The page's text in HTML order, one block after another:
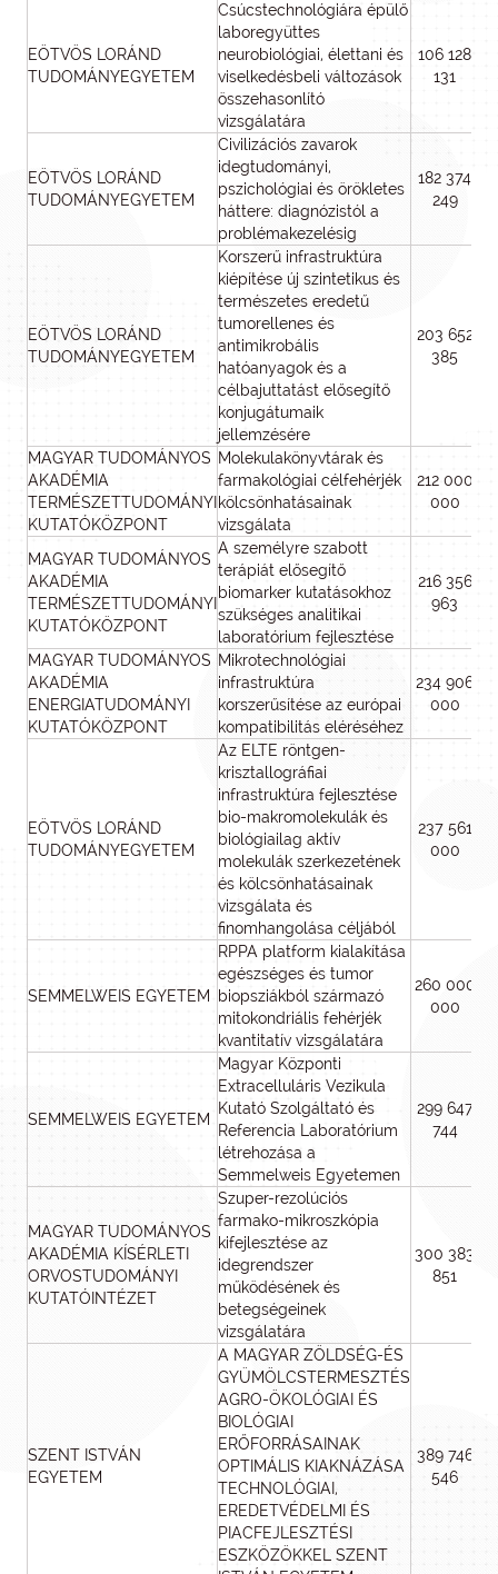
EÖTVÖS LORÁND
TUDOMÁNYEGYETEM
Csúcstechnológiára épülő
laboregyüttes
neurobiológiai, élettani és
viselkedésbeli változások
összehasonlító
vizsgálatára
106 128
131
EÖTVÖS LORÁND
TUDOMÁNYEGYETEM
Civilizációs zavarok
idegtudományi,
pszichológiai és örökletes
háttere: diagnózistól a
problémakezelésig
182 374
249
EÖTVÖS LORÁND
TUDOMÁNYEGYETEM
Korszerű infrastruktúra
kiépítése új szintetikus és
természetes eredetű
tumorellenes és
antimikrobális
hatóanyagok és a
célbajuttatást elősegítő
konjugátumaik
jellemzésére
203 652
385
MAGYAR TUDOMÁNYOS
AKADÉMIA
TERMÉSZETTUDOMÁNYI
KUTATÓKÖZPONT
Molekulakönyvtárak és
farmakológiai célfehérjék
kölcsönhatásainak
vizsgálata
212 000
000
MAGYAR TUDOMÁNYOS
AKADÉMIA
TERMÉSZETTUDOMÁNYI
KUTATÓKÖZPONT
A személyre szabott
terápiát elősegítő
biomarker kutatásokhoz
szükséges analitikai
laboratórium fejlesztése
216 356
963
MAGYAR TUDOMÁNYOS
AKADÉMIA
ENERGIATUDOMÁNYI
KUTATÓKÖZPONT
Mikrotechnológiai
infrastruktúra
korszerűsítése az európai
kompatibilitás eléréséhez
234 906
000
EÖTVÖS LORÁND
TUDOMÁNYEGYETEM
Az ELTE röntgen-
krisztallográfiai
infrastruktúra fejlesztése
bio-makromolekulák és
biológiailag aktív
molekulák szerkezetének
és kölcsönhatásainak
vizsgálata és
finomhangolása céljából
237 561
000
SEMMELWEIS EGYETEM
RPPA platform kialakítása
egészséges és tumor
biopsziákból származó
mitokondriális fehérjék
kvantitatív vizsgálatára
260 000
000
SEMMELWEIS EGYETEM
Magyar Központi
Extracelluláris Vezikula
Kutató Szolgáltató és
Referencia Laboratórium
létrehozása a
Semmelweis Egyetemen
299 647
744
MAGYAR TUDOMÁNYOS
AKADÉMIA KÍSÉRLETI
ORVOSTUDOMÁNYI
KUTATÓINTÉZET
Szuper-rezolúciós
farmako-mikroszkópia
kifejlesztése az
idegrendszer
működésének és
betegségeinek
vizsgálatára
300 383
851
SZENT ISTVÁN
EGYETEM
A MAGYAR ZÖLDSÉG-ÉS
GYÜMÖLCSTERMESZTÉS
AGRO-ÖKOLÓGIAI ÉS
BIOLÓGIAI
ERŐFORRÁSAINAK
OPTIMÁLIS KIAKNÁZÁSA
TECHNOLÓGIAI,
EREDETVÉDELMI ÉS
PIACFEJLESZTÉSI
ESZKÖZÖKKEL SZENT
389 746
546